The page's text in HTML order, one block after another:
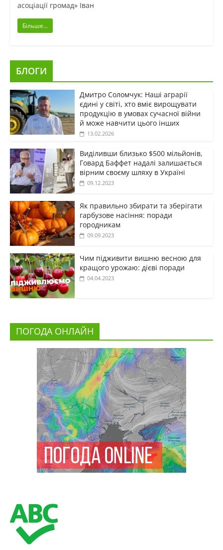
асоціації громад» Іван
Більше...
БЛОГИ
Дмитро Соломчук: Наші аграрії
єдині у світі, хто вміє вирощувати
продукцію в умовах сучасної війни
й може навчити цього інших
13.02.2026
Виділивши близько $500 мільйонів,
Говард Баффет надалі залишається
вірним своєму шляху в Україні
09.12.2023
Як правильно збирати та зберігати
гарбузове насіння: поради
городникам
09.09.2023
Чим підживити вишню весною для
кращого урожаю: дієві поради
04.04.2023
ПОГОДА ОНЛАЙН